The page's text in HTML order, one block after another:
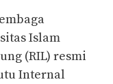
Islam
(RIL) resmi
Internal